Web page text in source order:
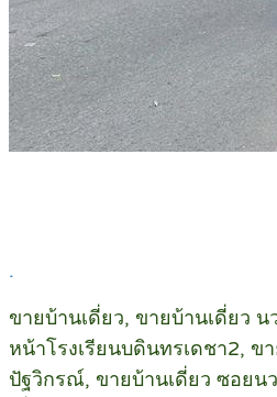
.
ขายบ้านเดี่ยว, ขายบ้านเดี่ยว
หน้าโรงเรียนบดินทรเดชา2, ข
ปัฐวิกรณ์, ขายบ้านเดี่ยว ซอยน